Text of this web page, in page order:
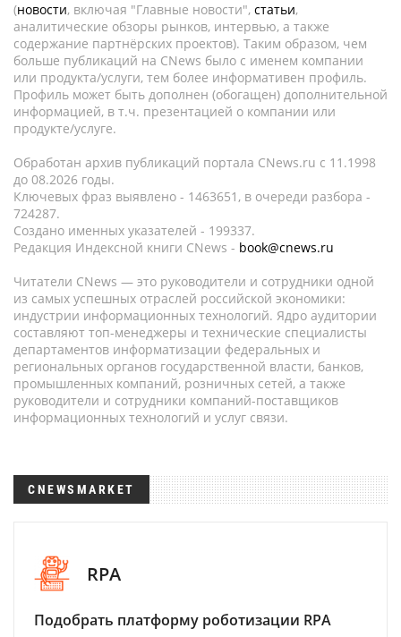
(новости, включая "Главные новости", статьи,
аналитические обзоры рынков, интервью, а также
содержание партнёрских проектов). Таким образом, чем
больше публикаций на CNews было с именем компании
или продукта/услуги, тем более информативен профиль.
Профиль может быть дополнен (обогащен) дополнительной
информацией, в т.ч. презентацией о компании или
продукте/услуге.
Обработан архив публикаций портала CNews.ru c 11.1998
до 08.2026 годы.
Ключевых фраз выявлено - 1463651, в очереди разбора -
724287.
Создано именных указателей - 199337.
Редакция Индексной книги CNews - book@cnews.ru
Читатели CNews — это руководители и сотрудники одной
из самых успешных отраслей российской экономики:
индустрии информационных технологий. Ядро аудитории
составляют топ-менеджеры и технические специалисты
департаментов информатизации федеральных и
региональных органов государственной власти, банков,
промышленных компаний, розничных сетей, а также
руководители и сотрудники компаний-поставщиков
информационных технологий и услуг связи.
CNEWSMARKET
RPA
Подобрать платформу роботизации RPA